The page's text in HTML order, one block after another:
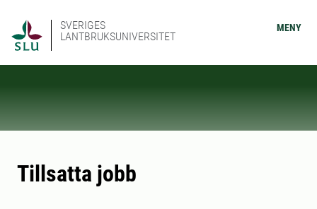
SVERIGES
LANTBRUKSUNIVERSITET
MENY
Tillsatta jobb